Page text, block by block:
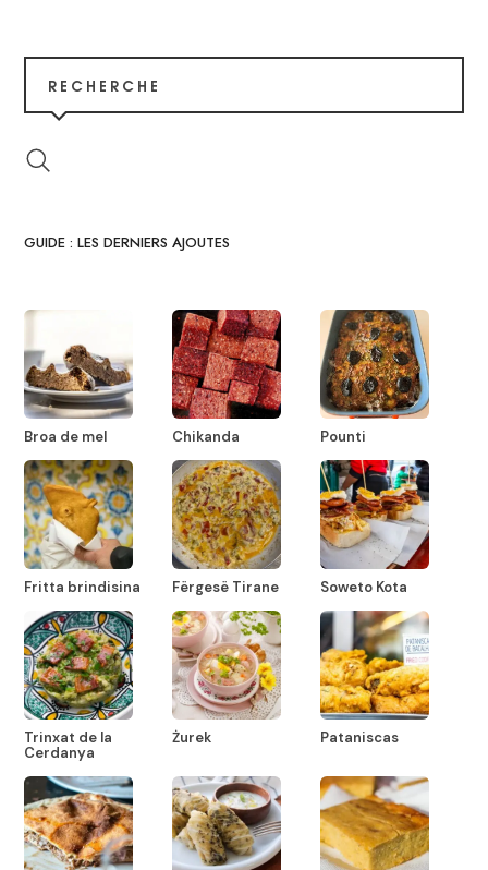
RECHERCHE
GUIDE : LES DERNIERS AJOUTES
Broa de mel Chikanda Pounti
Fritta brindisina Fërgesë Tirane Soweto Kota
Trinxat de la
Cerdanya
Żurek Pataniscas